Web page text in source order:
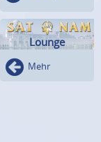
Lounge
Mehr